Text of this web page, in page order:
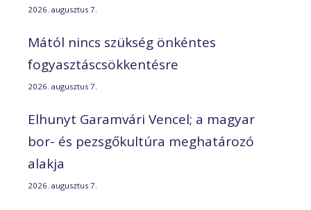
2026. augusztus 7.
Mától nincs szükség önkéntes
fogyasztáscsökkentésre
2026. augusztus 7.
Elhunyt Garamvári Vencel; a magyar
bor- és pezsgőkultúra meghatározó
alakja
2026. augusztus 7.